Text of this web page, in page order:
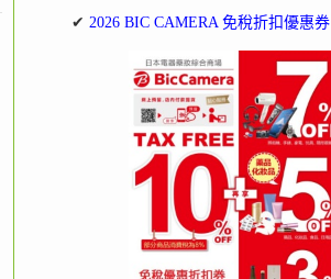
✔ 2026 BIC CAMERA 免稅折扣優惠券